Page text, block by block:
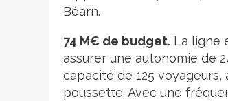
Béarn.
74 M€ de budget. La ligne
assurer une autonomie de
capacité de 125
poussette. Avec une